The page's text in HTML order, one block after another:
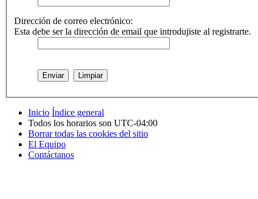
Dirección de correo electrónico:
Esta debe ser la dirección de email que introdujiste al registrarte.
Inicio Índice general
Todos los horarios son UTC-04:00
Borrar todas las cookies del sitio
El Equipo
Contáctanos